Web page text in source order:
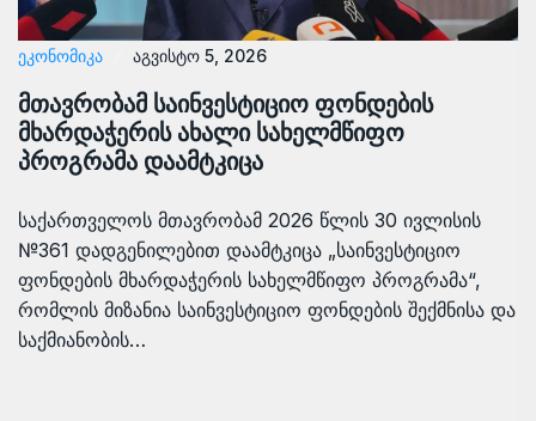
ᲔᲙᲝᲜᲝᲛᲘᲙᲐ აგვისტო 5, 2026
მთავრობამ საინვესტიციო ფონდების
მხარდაჭერის ახალი სახელმწიფო
პროგრამა დაამტკიცა
საქართველოს მთავრობამ 2026 წლის 30 ივლისის
№361 დადგენილებით დაამტკიცა „საინვესტიციო
ფონდების მხარდაჭერის სახელმწიფო პროგრამა“,
რომლის მიზანია საინვესტიციო ფონდების შექმნისა და
საქმიანობის…